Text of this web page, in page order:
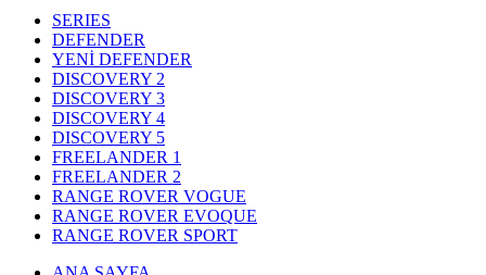
SERIES
DEFENDER
YENİ DEFENDER
DISCOVERY 2
DISCOVERY 3
DISCOVERY 4
DISCOVERY 5
FREELANDER 1
FREELANDER 2
RANGE ROVER VOGUE
RANGE ROVER EVOQUE
RANGE ROVER SPORT